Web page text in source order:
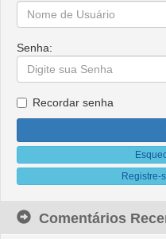
Senha:
Recordar senha
Registre-
Comentários